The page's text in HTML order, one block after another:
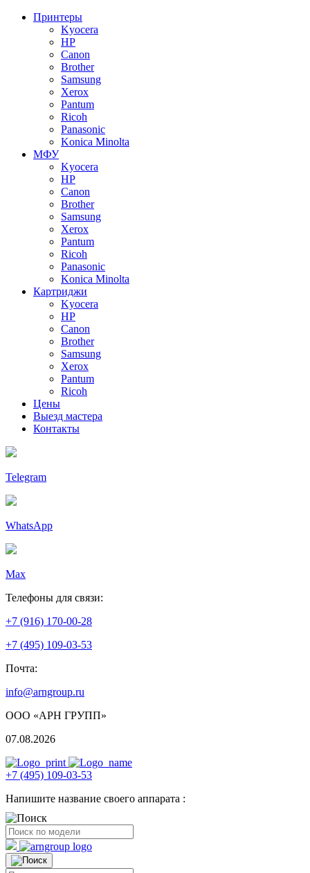
Принтеры
Kyocera
HP
Canon
Brother
Samsung
Xerox
Pantum
Ricoh
Panasonic
Konica Minolta
МФУ
Kyocera
HP
Canon
Brother
Samsung
Xerox
Pantum
Ricoh
Panasonic
Konica Minolta
Картриджи
Kyocera
HP
Canon
Brother
Samsung
Xerox
Pantum
Ricoh
Цены
Выезд мастера
Контакты
Telegram
WhatsApp
Max
Телефоны для связи:
+7 (916) 170-00-28
+7 (495) 109-03-53
Почта:
info@arngroup.ru
ООО «АРН ГРУПП»
07.08.2026
+7 (495) 109-03-53
Напишите название своего аппарата :